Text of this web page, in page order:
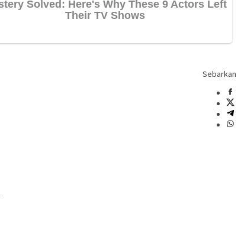
Sebarkan